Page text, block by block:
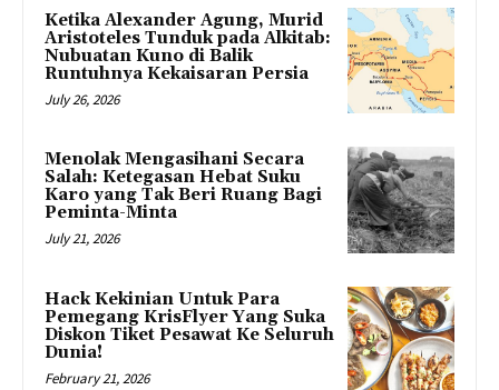
Ketika Alexander Agung, Murid
Aristoteles Tunduk pada Alkitab:
Nubuatan Kuno di Balik
Runtuhnya Kekaisaran Persia
July 26, 2026
Menolak Mengasihani Secara
Salah: Ketegasan Hebat Suku
Karo yang Tak Beri Ruang Bagi
Peminta-Minta
July 21, 2026
Hack Kekinian Untuk Para
Pemegang KrisFlyer Yang Suka
Diskon Tiket Pesawat Ke Seluruh
Dunia!
February 21, 2026